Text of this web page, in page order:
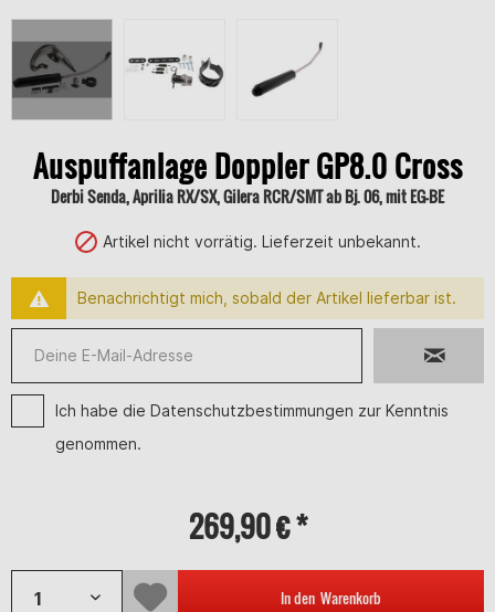
Auspuffanlage Doppler GP8.0 Cross
Derbi Senda, Aprilia RX/SX, Gilera RCR/SMT ab Bj. 06, mit EG-BE
Artikel nicht vorrätig. Lieferzeit unbekannt.
Benachrichtigt mich, sobald der Artikel lieferbar ist.
Ich habe die Datenschutzbestimmungen zur Kenntnis
genommen.
269,90 € *
In den Warenkorb